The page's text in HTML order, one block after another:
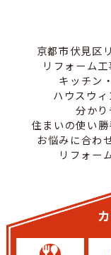
京都市伏見区
リフォーム
キッチン
ハウスウ
分かり
住まいの使い勝
お悩みに合わ
リフォー